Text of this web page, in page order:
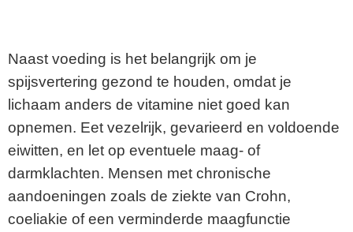
Naast voeding is het belangrijk om je
spijsvertering gezond te houden, omdat je
lichaam anders de vitamine niet goed kan
opnemen. Eet vezelrijk, gevarieerd en voldoende
eiwitten, en let op eventuele maag- of
darmklachten. Mensen met chronische
aandoeningen zoals de ziekte van Crohn,
coeliakie of een verminderde maagfunctie